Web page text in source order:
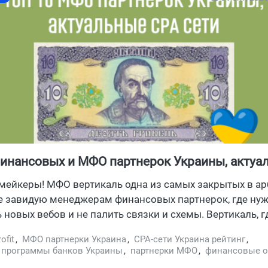
и МФО партнерок Украины,
в 2026 МФО вертикаль одна из самых закрытых в
завидую менеджерам финансовых партнерок, где
новых вебов и не палить связки и схемы. Вертикаль,
а с утра подумать о других вертикалях для
, МФО партнерки Украина, CPA-сети Украина рейтинг,
программы банков Украины, партнерки МФО, финансовые